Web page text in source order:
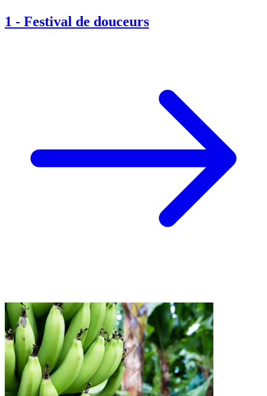
1 - Festival de douceurs